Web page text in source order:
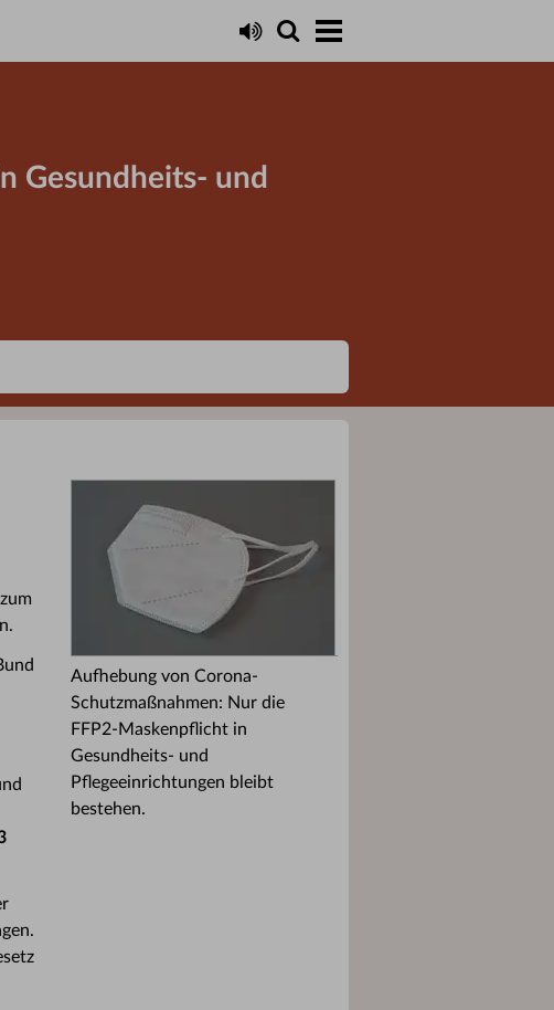
Gesundheits- und
Aufhebung von Corona-
Schutzmaßnahmen: Nur die
FFP2-Maskenpflicht in
Gesundheits- und
Pflegeeinrichtungen bleibt
bestehen.